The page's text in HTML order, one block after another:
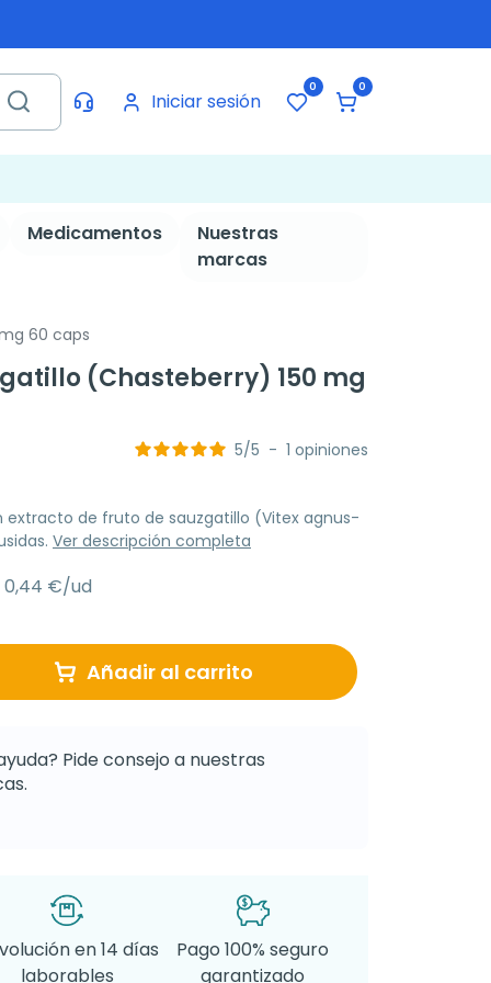
Iniciar sesión
0 0
Medicamentos
Nuestras
marcas
60 caps
(Chasteberry) 150 mg
5/5 - 1 opiniones
de fruto de sauzgatillo (Vitex agnus-
Ver descripción completa
0,44 €/ud
Añadir al carrito
Pide consejo a nuestras
en 14 días
laborables
Pago 100% seguro
garantizado